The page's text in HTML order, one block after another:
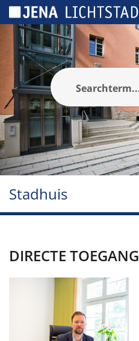
Stadhuis
DIRECTE TOEGANG
Cookies beheer paneel